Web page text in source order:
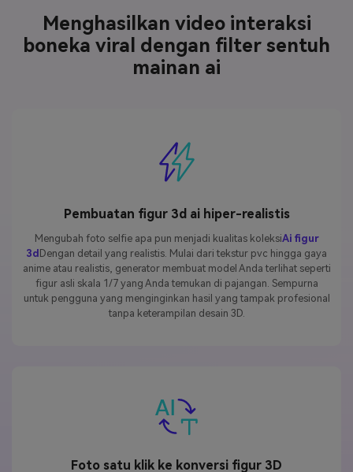
Menghasilkan video interaksi
boneka viral dengan filter sentuh
mainan ai
Pembuatan figur 3d ai hiper-realistis
Mengubah foto selfie apa pun menjadi kualitas koleksiAi figur
3d Dengan detail yang realistis. Mulai dari tekstur pvc hingga gaya
anime atau realistis, generator membuat model Anda terlihat seperti
figur asli skala 1/7 yang Anda temukan di pajangan. Sempurna
untuk pengguna yang menginginkan hasil yang tampak profesional
tanpa keterampilan desain 3D.
Foto satu klik ke konversi figur 3D